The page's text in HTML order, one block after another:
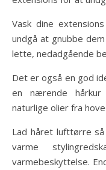
Vask dine
undgå at gnubbe
lette, nedadgående
Det er også en god
en nærende
naturlige olier fra
Lad håret lufttørre
varme
varmebeskyttelse.